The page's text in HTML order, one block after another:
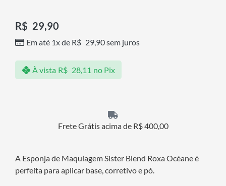
R$ 29,90
Em até 1x de R$ 29,90sem juros
À vista R$ 28,11 no Pix
Frete Grátis acima de R$ 400,00
A Esponja de Maquiagem Sister Blend Roxa Océane é
perfeita para aplicar base, corretivo e pó.